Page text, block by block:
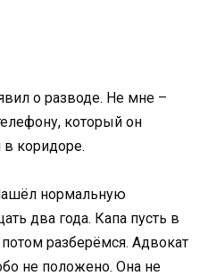
о разводе. Не мне –
который он
в коридоре.
нормальную
два года. Капа пусть в
разберёмся. Адвокат
не положено. Она не